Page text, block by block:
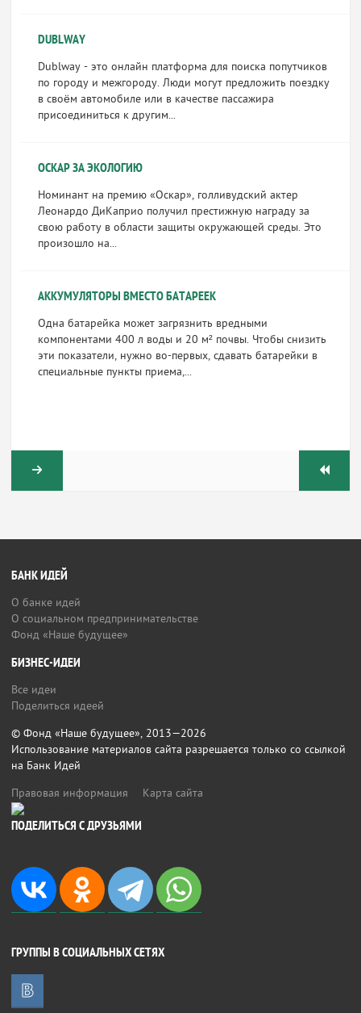
DUBLWAY
Dublway - это онлайн платформа для поиска попутчиков
по городу и межгороду. Люди могут предложить поездку
в своём автомобиле или в качестве пассажира
присоединиться к другим...
ОСКАР ЗА ЭКОЛОГИЮ
Номинант на премию «Оскар», голливудский актер
Леонардо ДиКаприо получил престижную награду за
свою работу в области защиты окружающей среды. Это
произошло на...
АККУМУЛЯТОРЫ ВМЕСТО БАТАРЕЕК
Одна батарейка может загрязнить вредными
компонентами 400 л воды и 20 м² почвы. Чтобы снизить
эти показатели, нужно во-первых, сдавать батарейки в
специальные пункты приема,...
БАНК ИДЕЙ
О банке идей
О социальном предпринимательстве
Фонд «Наше будущее»
БИЗНЕС-ИДЕИ
Все идеи
Поделиться идеей
© Фонд «Наше будущее», 2013—2026
Использование материалов сайта разрешается только со ссылкой
на Банк Идей
Правовая информация
Карта сайта
ПОДЕЛИТЬСЯ С ДРУЗЬЯМИ
ГРУППЫ В СОЦИАЛЬНЫХ СЕТЯХ